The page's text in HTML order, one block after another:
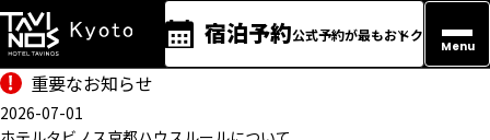
宿泊予約公式予約が最もおトク
Menu
重要なお知らせ
2026-07-01